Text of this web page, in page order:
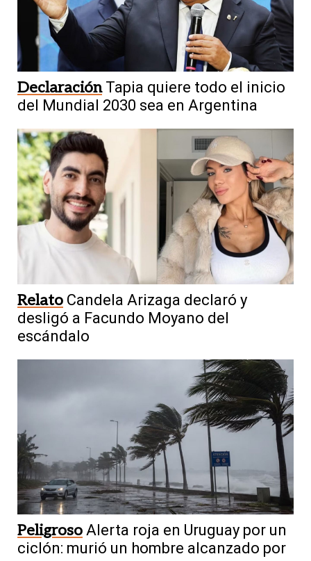
Declaración Tapia quiere todo el inicio
del Mundial 2030 sea en Argentina
Relato Candela Arizaga declaró y
desligó a Facundo Moyano del
escándalo
Peligroso Alerta roja en Uruguay por un
ciclón: murió un hombre alcanzado por